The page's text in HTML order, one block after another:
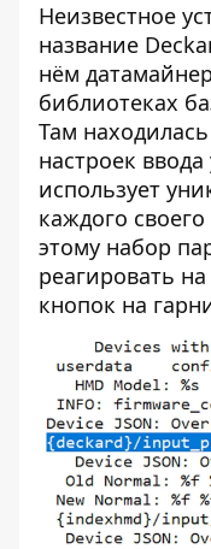
Неизвестное
название
нём
библиотеках
Там
настроек ввода
использует
каждого
этому набор
реагировать
кнопок на